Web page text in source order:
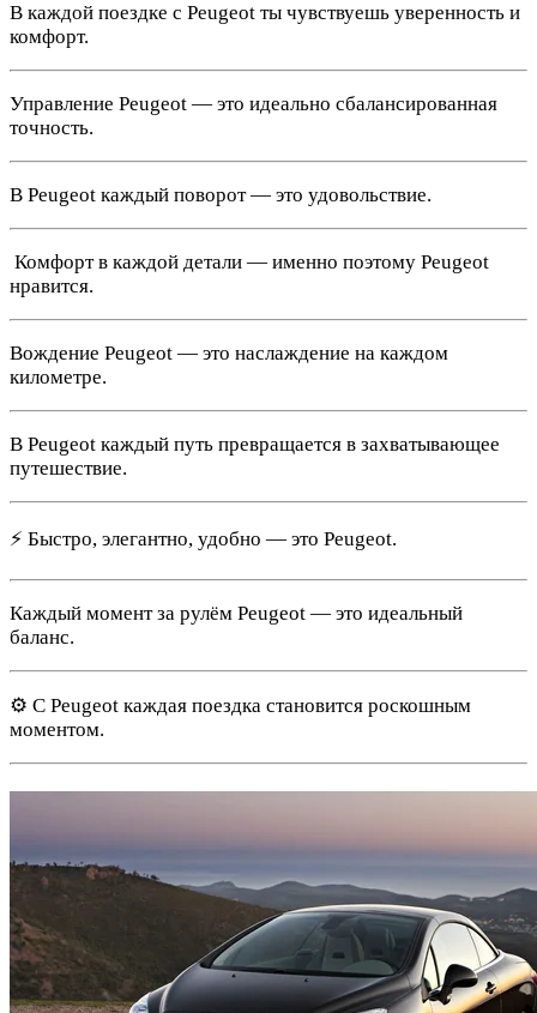
В каждой поездке с Peugeot ты чувствуешь уверенность и
комфорт.
Управление Peugeot — это идеально сбалансированная
точность.
В Peugeot каждый поворот — это удовольствие.
️ Комфорт в каждой детали — именно поэтому Peugeot
нравится.
Вождение Peugeot — это наслаждение на каждом
километре.
В Peugeot каждый путь превращается в захватывающее
путешествие.
⚡ Быстро, элегантно, удобно — это Peugeot.
Каждый момент за рулём Peugeot — это идеальный
баланс.
⚙️ С Peugeot каждая поездка становится роскошным
моментом.